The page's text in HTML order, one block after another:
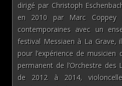
dirigé par Christoph
en 2010 par Marc
contemporaines avec un
festival Messiaen à La Grave,
pour l’expérience de musicien
permanent de l’Orchestre des
de 2012 à 2014,